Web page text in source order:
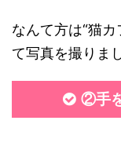
なんて方は“猫カ
て写真を撮りま
②手